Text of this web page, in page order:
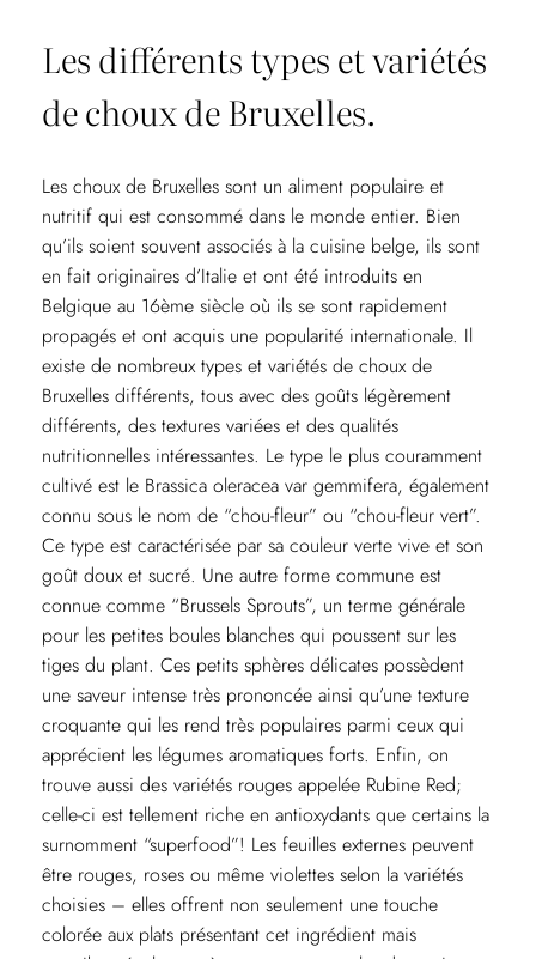
Les différents types et variétés
de choux de Bruxelles.
Les choux de Bruxelles sont un aliment populaire et
nutritif qui est consommé dans le monde entier. Bien
qu’ils soient souvent associés à la cuisine belge, ils sont
en fait originaires d’Italie et ont été introduits en
Belgique au 16ème siècle où ils se sont rapidement
propagés et ont acquis une popularité internationale. Il
existe de nombreux types et variétés de choux de
Bruxelles différents, tous avec des goûts légèrement
différents, des textures variées et des qualités
nutritionnelles intéressantes. Le type le plus couramment
cultivé est le Brassica oleracea var gemmifera, également
connu sous le nom de “chou-fleur” ou “chou-fleur vert”.
Ce type est caractérisée par sa couleur verte vive et son
goût doux et sucré. Une autre forme commune est
connue comme “Brussels Sprouts”, un terme générale
pour les petites boules blanches qui poussent sur les
tiges du plant. Ces petits sphères délicates possèdent
une saveur intense très prononcée ainsi qu’une texture
croquante qui les rend très populaires parmi ceux qui
apprécient les légumes aromatiques forts. Enfin, on
trouve aussi des variétés rouges appelée Rubine Red;
celle-ci est tellement riche en antioxydants que certains la
surnomment “superfood”! Les feuilles externes peuvent
être rouges, roses ou même violettes selon la variétés
choisies – elles offrent non seulement une touche
colorée aux plats présentant cet ingrédient mais